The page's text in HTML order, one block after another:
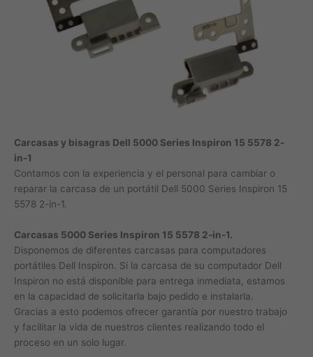
Carcasas y bisagras Dell 5000 Series Inspiron 15 5578 2-
in-1
Contamos con la experiencia y el personal para cambiar o
reparar la carcasa de un portátil Dell 5000 Series Inspiron 15
5578 2-in-1.
Carcasas 5000 Series Inspiron 15 5578 2-in-1.
Disponemos de diferentes carcasas para computadores
portátiles Dell Inspiron. Si la carcasa de su computador Dell
Inspiron no está disponible para entrega inmediata, estamos
en la capacidad de solicitarla bajo pedido e instalarla.
Gracias a esto podemos ofrecer garantía por nuestro trabajo
y facilitar la vida de nuestros clientes realizando todo el
proceso en un solo lugar.